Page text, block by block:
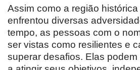
Assim como a região
enfrentou diversas
tempo, as pessoas com o
ser vistas como resilientes e
superar desafios. Elas